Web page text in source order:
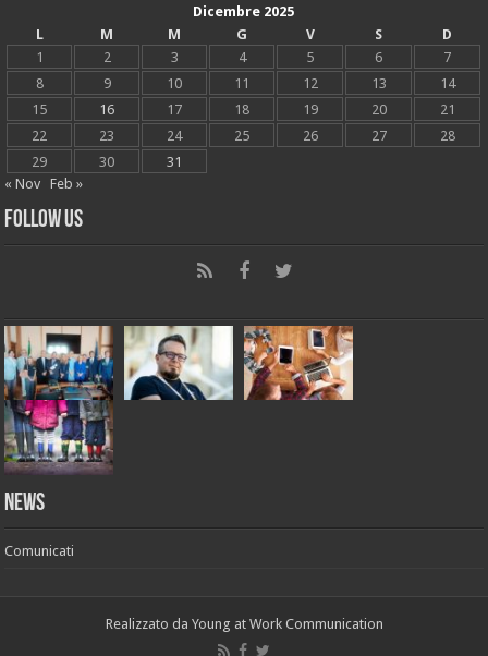
Dicembre 2025
L
M M G V S
D
1
2 3 4 5 6
7
8
9 10 11 12 13
14
15
16 17 18 19 20
21
22
23 24 25 26 27
28
29
30
31
« Nov
Feb »
Follow Us
News
Comunicati
Realizzato da Young at Work Communication